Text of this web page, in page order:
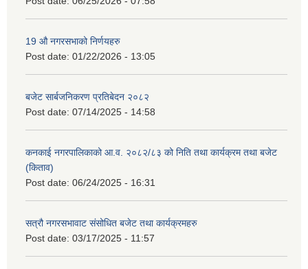
19 औ नगरसभाको निर्णयहरु
Post date: 01/22/2026 - 13:05
बजेट सार्बजनिकरण प्रतिबेदन २०८२
Post date: 07/14/2025 - 14:58
कनकाई नगरपालिकाको आ.व. २०८२/८३ को निति तथा कार्यक्रम तथा बजेट
(किताव)
Post date: 06/24/2025 - 16:31
सत्रौ नगरसभावाट संसोधित बजेट तथा कार्यक्रमहरु
Post date: 03/17/2025 - 11:57